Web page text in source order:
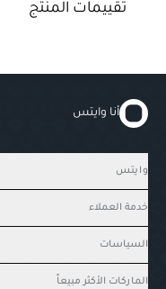
تقييمات المنتج
أنا وايتس
وايتس
خدمة العملاء
السياسات
الماركات الأكثر مبيعاً